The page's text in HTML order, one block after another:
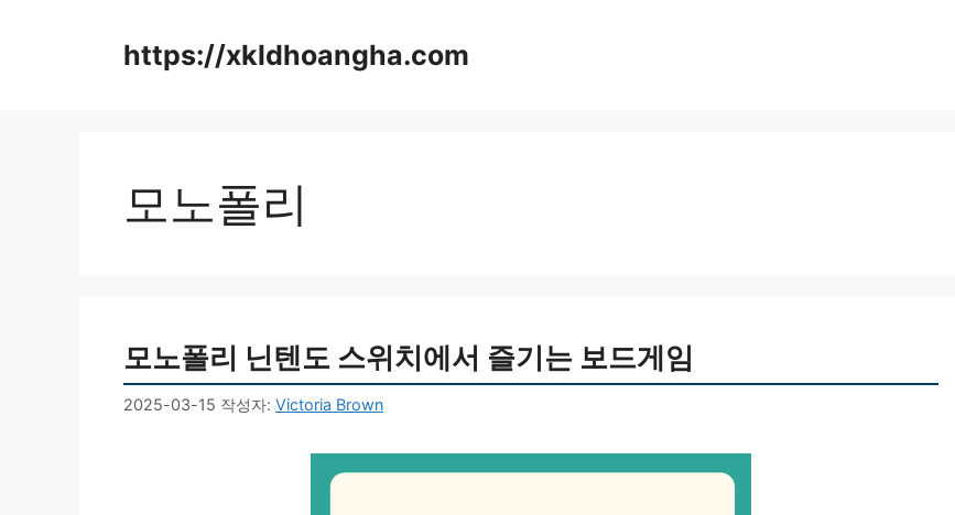
https://xkldhoangha.com
모노폴리
모노폴리 닌텐도 스위치에서 즐기는 보드게임
2025-03-15 작성자: Victoria Brown